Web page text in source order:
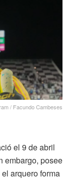
/ Facundo Cambeses
el 9 de abril
embargo, posee
arquero forma